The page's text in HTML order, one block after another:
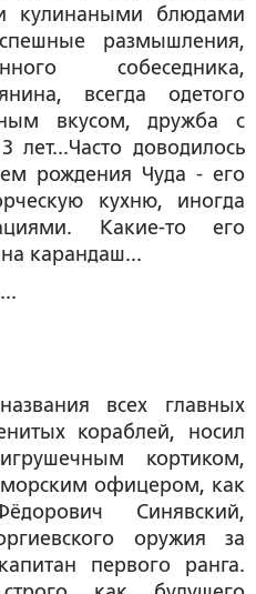
кулинаными блюдами
размышления,
собеседника,
всегда одетого
вкусом, дружба с
лет...Часто доводилось
рождения Чуда - его
кухню, иногда
Какие-то его
на карандаш...
всех главных
кораблей, носил
кортиком,
морским офицером, как
Синявский,
оружия за
первого ранга.